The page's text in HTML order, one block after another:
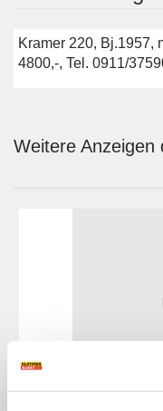
Kramer 220, Bj.1957,
4800,-, Tel. 0911/
Weitere Anzeigen
Kramer